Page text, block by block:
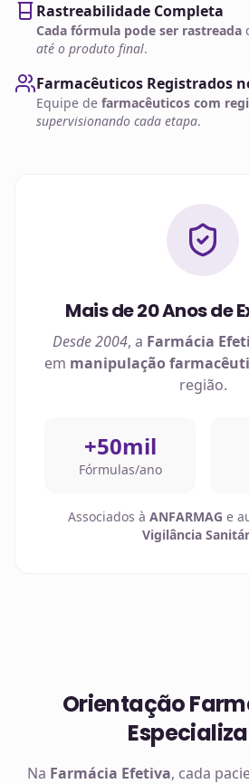
Rastreabilidade Completa
Cada fórmula pode ser rastreada
até o produto final.
Farmacêuticos Registrados
Equipe de farmacêuticos com
supervisionando cada etapa.
Mais de 20 Anos de
Desde 2004, a Farmácia
em manipulação
região.
+50mil
Fórmulas/ano
Associados à ANFARMAG e
Vigilância
Orientação
Na Farmácia Efetiva, cada